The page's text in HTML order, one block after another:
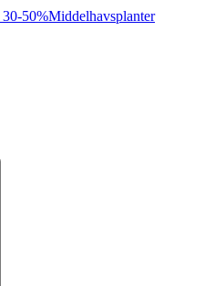
30-50%Middelhavsplanter